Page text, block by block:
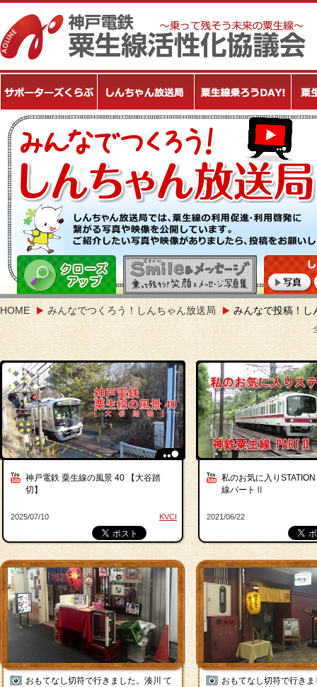
HOME みんなでつくろう！しんちゃん放送局 みんなで投稿！し
神戸電鉄 粟生線の風景 40 【大谷踏
切】
KVCI
2025/07/10
私のお気に入り
線パートⅡ
2021/06/22
おもてなし切符で行きました。湊川 て
おもてなし切符で行き